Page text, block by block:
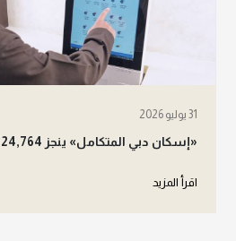
31 يوليو 2026
«إسكان دبي المتكامل» ينجز 24,764 معاملة
اقرأ المزيد